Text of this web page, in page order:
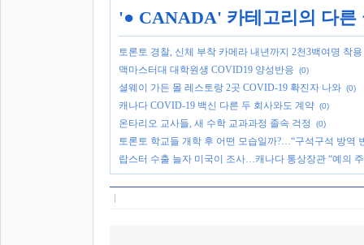
'● CANADA' 카테고리의 다른
토론토 경찰, 신체 부착 카메라 내년까지 2천3백여명 착용
맥마스터대 대학원생 COVID19 양성반응
(0)
셜웨이 가든 몰 레스토랑 2곳 COVID-19 확진자 나와 (0)
캐나다 COVID-19 백신 다른 두 회사와도 계약 (0)
온타리오 교사들, 새 수학 교과과정 졸속 걱정 (0)
토론토 학교들 개학 후 어떤 모습일까?…“구석구석 방역
랍스터 수출 늘자 미국이 조사…캐나다 통상장관 “예의